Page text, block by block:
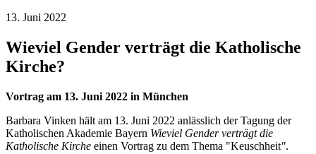
13. Juni 2022
Wieviel Gender verträgt die Katholische
Kirche?
Vortrag am 13. Juni 2022 in München
Barbara Vinken hält am 13. Juni 2022 anlässlich der Tagung der
Katholischen Akademie Bayern Wieviel Gender verträgt die
Katholische Kirche einen Vortrag zu dem Thema "Keuschheit".